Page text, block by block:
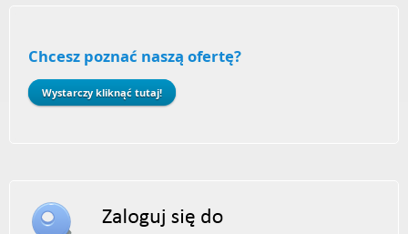
Chcesz poznać naszą ofertę?
Wystarczy kliknąć tutaj!